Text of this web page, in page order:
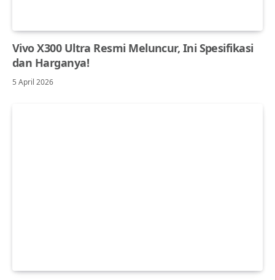
Vivo X300 Ultra Resmi Meluncur, Ini Spesifikasi
dan Harganya!
5 April 2026